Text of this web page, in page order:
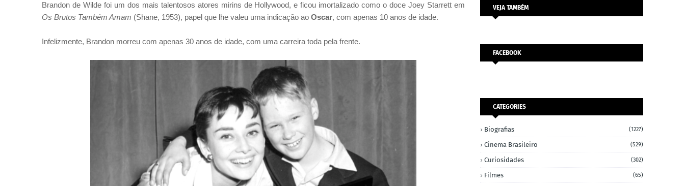
Brandon de Wilde foi um dos mais talentosos atores mirins de Hollywood, e ficou imortalizado como o doce Joey Starrett em
Os Brutos Também Amam (Shane, 1953), papel que lhe valeu uma indicação ao Oscar, com apenas 10 anos de idade.
Infelizmente, Brandon morreu com apenas 30 anos de idade, com uma carreira toda pela frente.
VEJA TAMBÉM
FACEBOOK
CATEGORIES
Biografias (1227)
Cinema Brasileiro (529)
Curiosidades (302)
Filmes (65)